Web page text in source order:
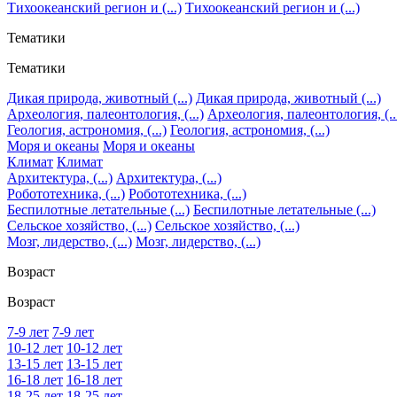
Тихоокеанский регион и (...) Тихоокеанский регион и (...)
Тематики
Тематики
Дикая природа, животный (...) Дикая природа, животный (...)
Археология, палеонтология, (...) Археология, палеонтология,
Геология, астрономия, (...) Геология, астрономия, (...)
Моря и океаны Моря и океаны
Климат Климат
Архитектура, (...) Архитектура, (...)
Робототехника, (...) Робототехника, (...)
Беспилотные летательные (...) Беспилотные летательные (...)
Сельское хозяйство, (...) Сельское хозяйство, (...)
Мозг, лидерство, (...) Мозг, лидерство, (...)
Возраст
Возраст
7-9 лет 7-9 лет
10-12 лет 10-12 лет
13-15 лет 13-15 лет
16-18 лет 16-18 лет